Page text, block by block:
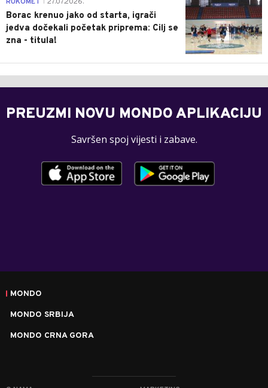
Borac krenuo jako od starta, igrači
jedva dočekali početak priprema: Cilj se
zna - titula!
PREUZMI NOVU MONDO APLIKACIJU
Savršen spoj vijesti i zabave.
MONDO
MONDO SRBIJA
MONDO CRNA GORA